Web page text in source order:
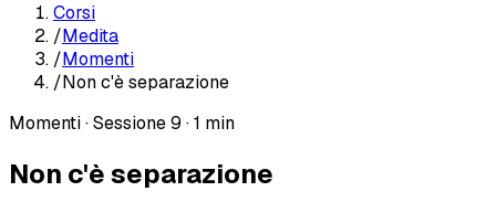
Corsi
/Medita
/Momenti
/Non c'è separazione
Momenti·Sessione 9 ·1 min
Non c'è separazione